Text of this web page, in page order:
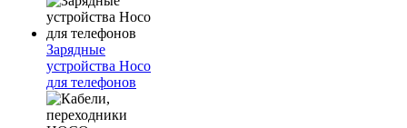
Зарядные
устройства Hoco
для телефонов